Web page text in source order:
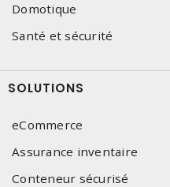
Domotique
Santé et sécurité
SOLUTIONS
eCommerce
Assurance inventaire
Conteneur sécurisé